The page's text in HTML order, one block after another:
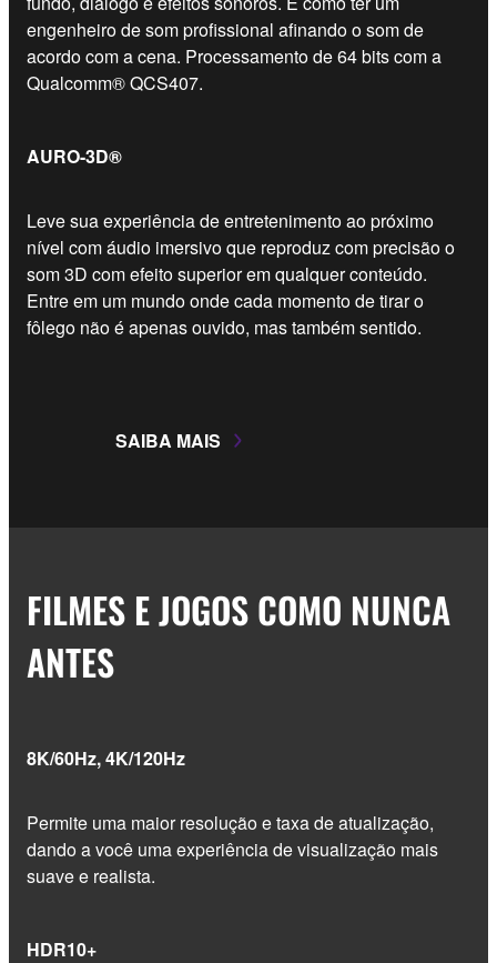
engenheiro de som profissional afinando o som de
acordo com a cena. Processamento de 64 bits com a
Qualcomm® QCS407.
AURO-3D®
Leve sua experiência de entretenimento ao próximo
nível com áudio imersivo que reproduz com precisão o
som 3D com efeito superior em qualquer conteúdo.
Entre em um mundo onde cada momento de tirar o
fôlego não é apenas ouvido, mas também sentido.
SAIBA MAIS
FILMES E JOGOS COMO NUNCA
ANTES
8K/60Hz, 4K/120Hz
Permite uma maior resolução e taxa de atualização,
dando a você uma experiência de visualização mais
suave e realista.
HDR10+